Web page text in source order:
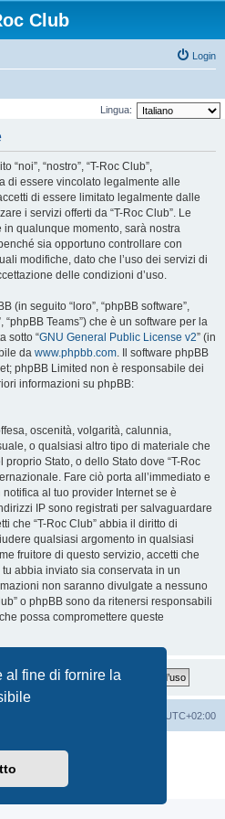
al fine di fornire la
Club
Login
Lingua:
“noi”, “nostro”, “T-Roc Club”,
di essere vincolato legalmente alle
di essere limitato legalmente dalle
i servizi offerti da “T-Roc Club”. Le
qualunque momento, sarà nostra
sia opportuno controllare con
modifiche, dato che l’uso dei servizi di
delle condizioni d’uso.
(in seguito “loro”, “phpBB software”,
“phpBB Teams”) che è un software per la
sotto “GNU General Public License v2” (in
da www.phpbb.com. Il software phpBB
phpBB Limited non è responsabile dei
informazioni su phpBB:
oscenità, volgarità, calunnia,
o qualsiasi altro tipo di materiale che
Stato, o dello Stato dove “T-Roc
Fare ciò porta all’immediato e
al tuo provider Internet se è
IP sono registrati per salvaguardare
che “T-Roc Club” abbia il diritto di
qualsiasi argomento in qualsiasi
fruitore di questo servizio, accetti che
abbia inviato sia conservata in un
non saranno divulgate a nessuno
o phpBB sono da ritenersi responsabili
possa compromettere queste
UTC+02:00